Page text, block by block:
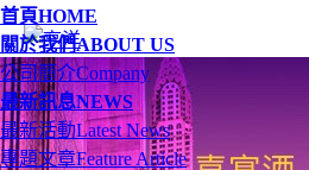
首頁HOME
關於我們ABOUT US
公司簡介Company
最新訊息NEWS
最新活動Latest News
專題文章Feature Article